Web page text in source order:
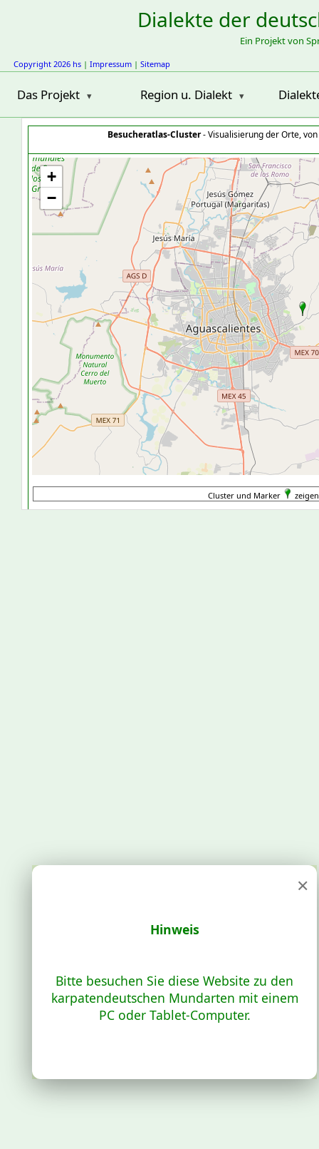
Dialekte der
Ein Projekt von
Copyright 2026 hs | Impressum | Sitemap
Das Projekt Region u. Dialekt
Besucheratlas-Cluster- Visualisierung der Orte,
+
−
Cluster und Marker
×
Hinweis
Bitte besuchen Sie diese Website zu den
karpatendeutschen Mundarten mit einem
PC oder Tablet-Computer.